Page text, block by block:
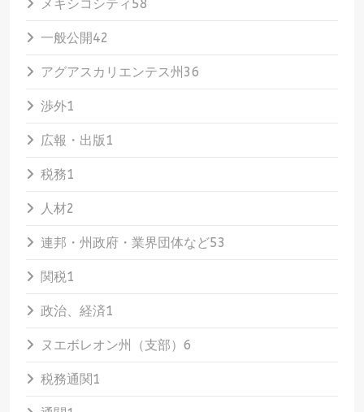
メキシコシティ 58
一般公開42
アグアスカリエンテス州 36
渉外1
広報・出版1
税務1
人材2
連邦・州政府・業界団体など53
関税1
政治、経済1
ヌエボレオン州（支部） 6
税務通関1